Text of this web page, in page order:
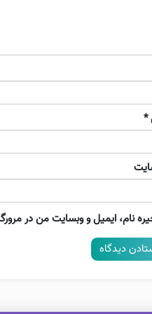
*
نام، ایمیل و وبسایت من در